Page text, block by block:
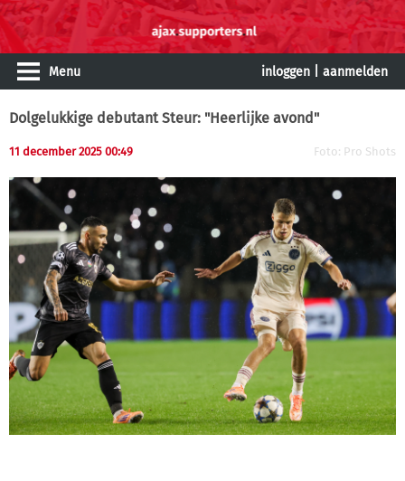
Menu inloggen aanmelden
Dolgelukkige debutant Steur: "Heerlijke avond"
11 december 2025 00:49 Foto: Pro Shots